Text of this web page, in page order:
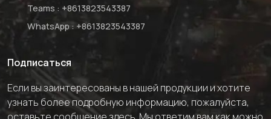
Teams : +8613823543387
WhatsApp : +8613823543387
Подписаться
Если вы заинтересованы в нашей продукции и хотите
узнать более подробную информацию, пожалуйста,
оставьте сообщение здесь. Мы ответим вам как можно